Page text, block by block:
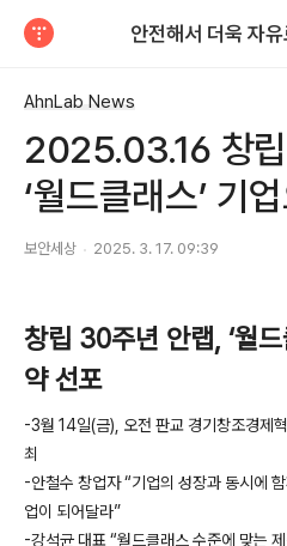
안전해서 더욱 자
AhnLab News
2025.03.16 창
‘월드클래스’ 기
보안세상 2025. 3. 17. 09:39
창립 30주년 안랩, ‘월
약 선포
-3월 14일(금), 오전 판교 경기창조경제
최
-안철수 창업자 “기업의 성장과 동시에
업이 되어달라”
-강석균 대표 “월드클래스 수준에 맞는